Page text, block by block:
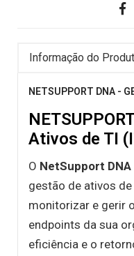
Informação do
NETSUPPORT DNA -
Ativos de TI
O NetSupport DNA
gestão de ativos
monitorizar e gerir
endpoints da sua
eficiência e o